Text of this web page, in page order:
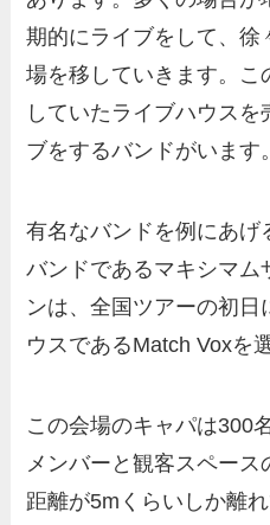
期的にライブをして、
場を移していきます。こ
していたライブハウス
ブをするバンドがいます。
有名なバンドを例にあ
バンドであるマキシマム
ンは、全国ツアーの初
ウスであるMatch Voxを
この会場のキャパは300
メンバーと観客スペー
距離が5mくらいしか離